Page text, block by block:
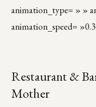
animation_type= » »
animation_speed=
Restaurant &
Mother